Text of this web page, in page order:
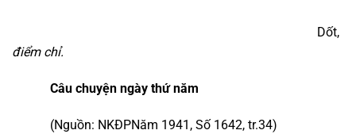
Dốt,
điểm chỉ.
Câu chuyện ngày thứ năm
(Nguồn: NKĐPNăm 1941, Số 1642, tr.34)